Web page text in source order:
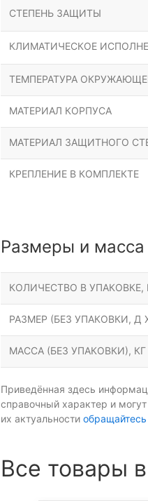
СТЕПЕНЬ ЗАЩИТЫ
КЛИМАТИЧЕСКОЕ
ТЕМПЕРАТУРА
МАТЕРИАЛ КОРПУСА
МАТЕРИАЛ ЗАЩИТНОГО
КРЕПЛЕНИЕ В КОМПЛЕКТЕ
Размеры и масса
КОЛИЧЕСТВО В УПАКОВКЕ,
РАЗМЕР (БЕЗ УПАКОВКИ, Д
МАССА (БЕЗ УПАКОВКИ), КГ
Приведённая здесь
справочный характер и
их актуальности обращайтесь
Все товары